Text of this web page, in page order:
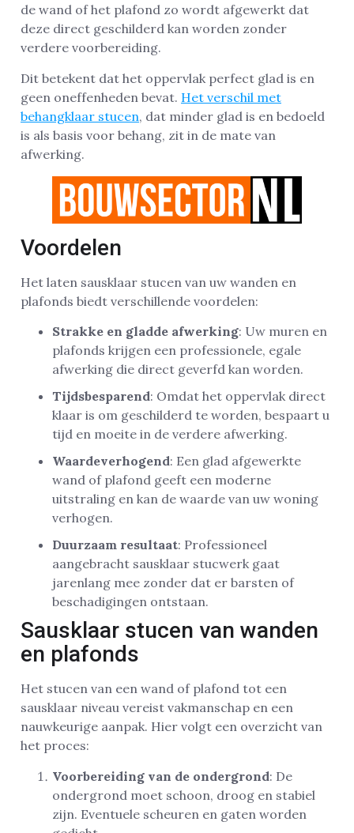
de wand of het plafond zo wordt afgewerkt dat
deze direct geschilderd kan worden zonder
verdere voorbereiding.
Dit betekent dat het oppervlak perfect glad is en
geen oneffenheden bevat. Het verschil met
behangklaar stucen, dat minder glad is en bedoeld
is als basis voor behang, zit in de mate van
afwerking.
Voordelen
Het laten sausklaar stucen van uw wanden en
plafonds biedt verschillende voordelen:
Strakke en gladde afwerking: Uw muren en
plafonds krijgen een professionele, egale
afwerking die direct geverfd kan worden.
Tijdsbesparend: Omdat het oppervlak direct
klaar is om geschilderd te worden, bespaart u
tijd en moeite in de verdere afwerking.
Waardeverhogend: Een glad afgewerkte
wand of plafond geeft een moderne
uitstraling en kan de waarde van uw woning
verhogen.
Duurzaam resultaat: Professioneel
aangebracht sausklaar stucwerk gaat
jarenlang mee zonder dat er barsten of
beschadigingen ontstaan.
Sausklaar stucen van wanden
en plafonds
Het stucen van een wand of plafond tot een
sausklaar niveau vereist vakmanschap en een
nauwkeurige aanpak. Hier volgt een overzicht van
het proces:
Voorbereiding van de ondergrond: De
ondergrond moet schoon, droog en stabiel
zijn. Eventuele scheuren en gaten worden